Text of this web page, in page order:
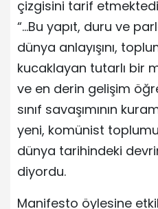
çizgisini tarif
“…Bu yapıt, duru ve
dünya anlayışını,
kucaklayan tutarlı bir
ve en derin gelişim
sınıf savaşımının
yeni, komünist
dünya tarihindeki
diyordu.
Manifesto öylesine